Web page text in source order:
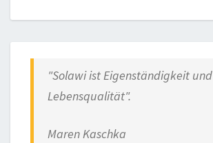
"Solawi ist Eigenständigkeit und
Lebensqualität".
Maren Kaschka